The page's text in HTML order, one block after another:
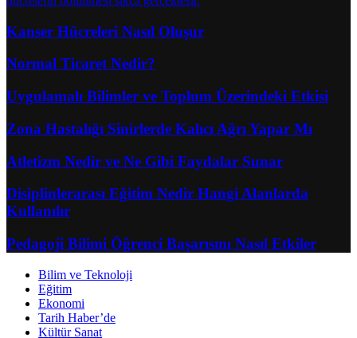
Kanser Hücreleri Nasıl Oluşur
Normal Ticaret Nedir?
Uygulamalı Bilimler ve Toplum Üzerindeki Etkisi
Zona Hastalığı Sinirlerde Kalıcı Ağrı Yapar Mı
Atletizm Nedir ve Ne Gibi Faydalar Sunar
Disiplinlerarası Eğitim Nedir Hangi Alanlarda
Kullanılır
Pedagoji Bilimi Öğrenci Başarısını Nasıl Etkiler
Bilim ve Teknoloji
Eğitim
Ekonomi
Tarih Haber’de
Kültür Sanat